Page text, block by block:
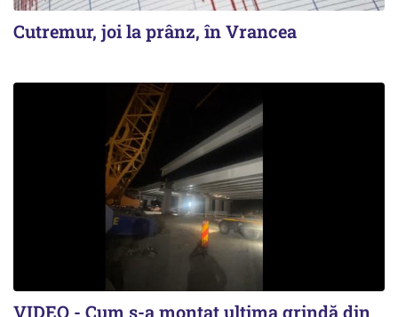
Cutremur, joi la prânz, în Vrancea
VIDEO - Cum s-a montat ultima grindă din